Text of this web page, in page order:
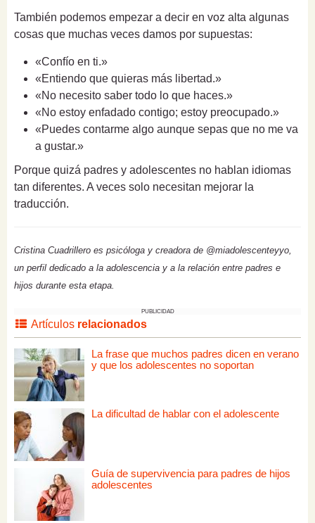
También podemos empezar a decir en voz alta algunas
cosas que muchas veces damos por supuestas:
«Confío en ti.»
«Entiendo que quieras más libertad.»
«No necesito saber todo lo que haces.»
«No estoy enfadado contigo; estoy preocupado.»
«Puedes contarme algo aunque sepas que no me va
a gustar.»
Porque quizá padres y adolescentes no hablan idiomas
tan diferentes. A veces solo necesitan mejorar la
traducción.
Cristina Cuadrillero es psicóloga y creadora de @miadolescenteyyo,
un perfil dedicado a la adolescencia y a la relación entre padres e
hijos durante esta etapa.
PUBLICIDAD
Artículos relacionados
La frase que muchos padres dicen en verano
y que los adolescentes no soportan
La dificultad de hablar con el adolescente
Guía de supervivencia para padres de hijos
adolescentes